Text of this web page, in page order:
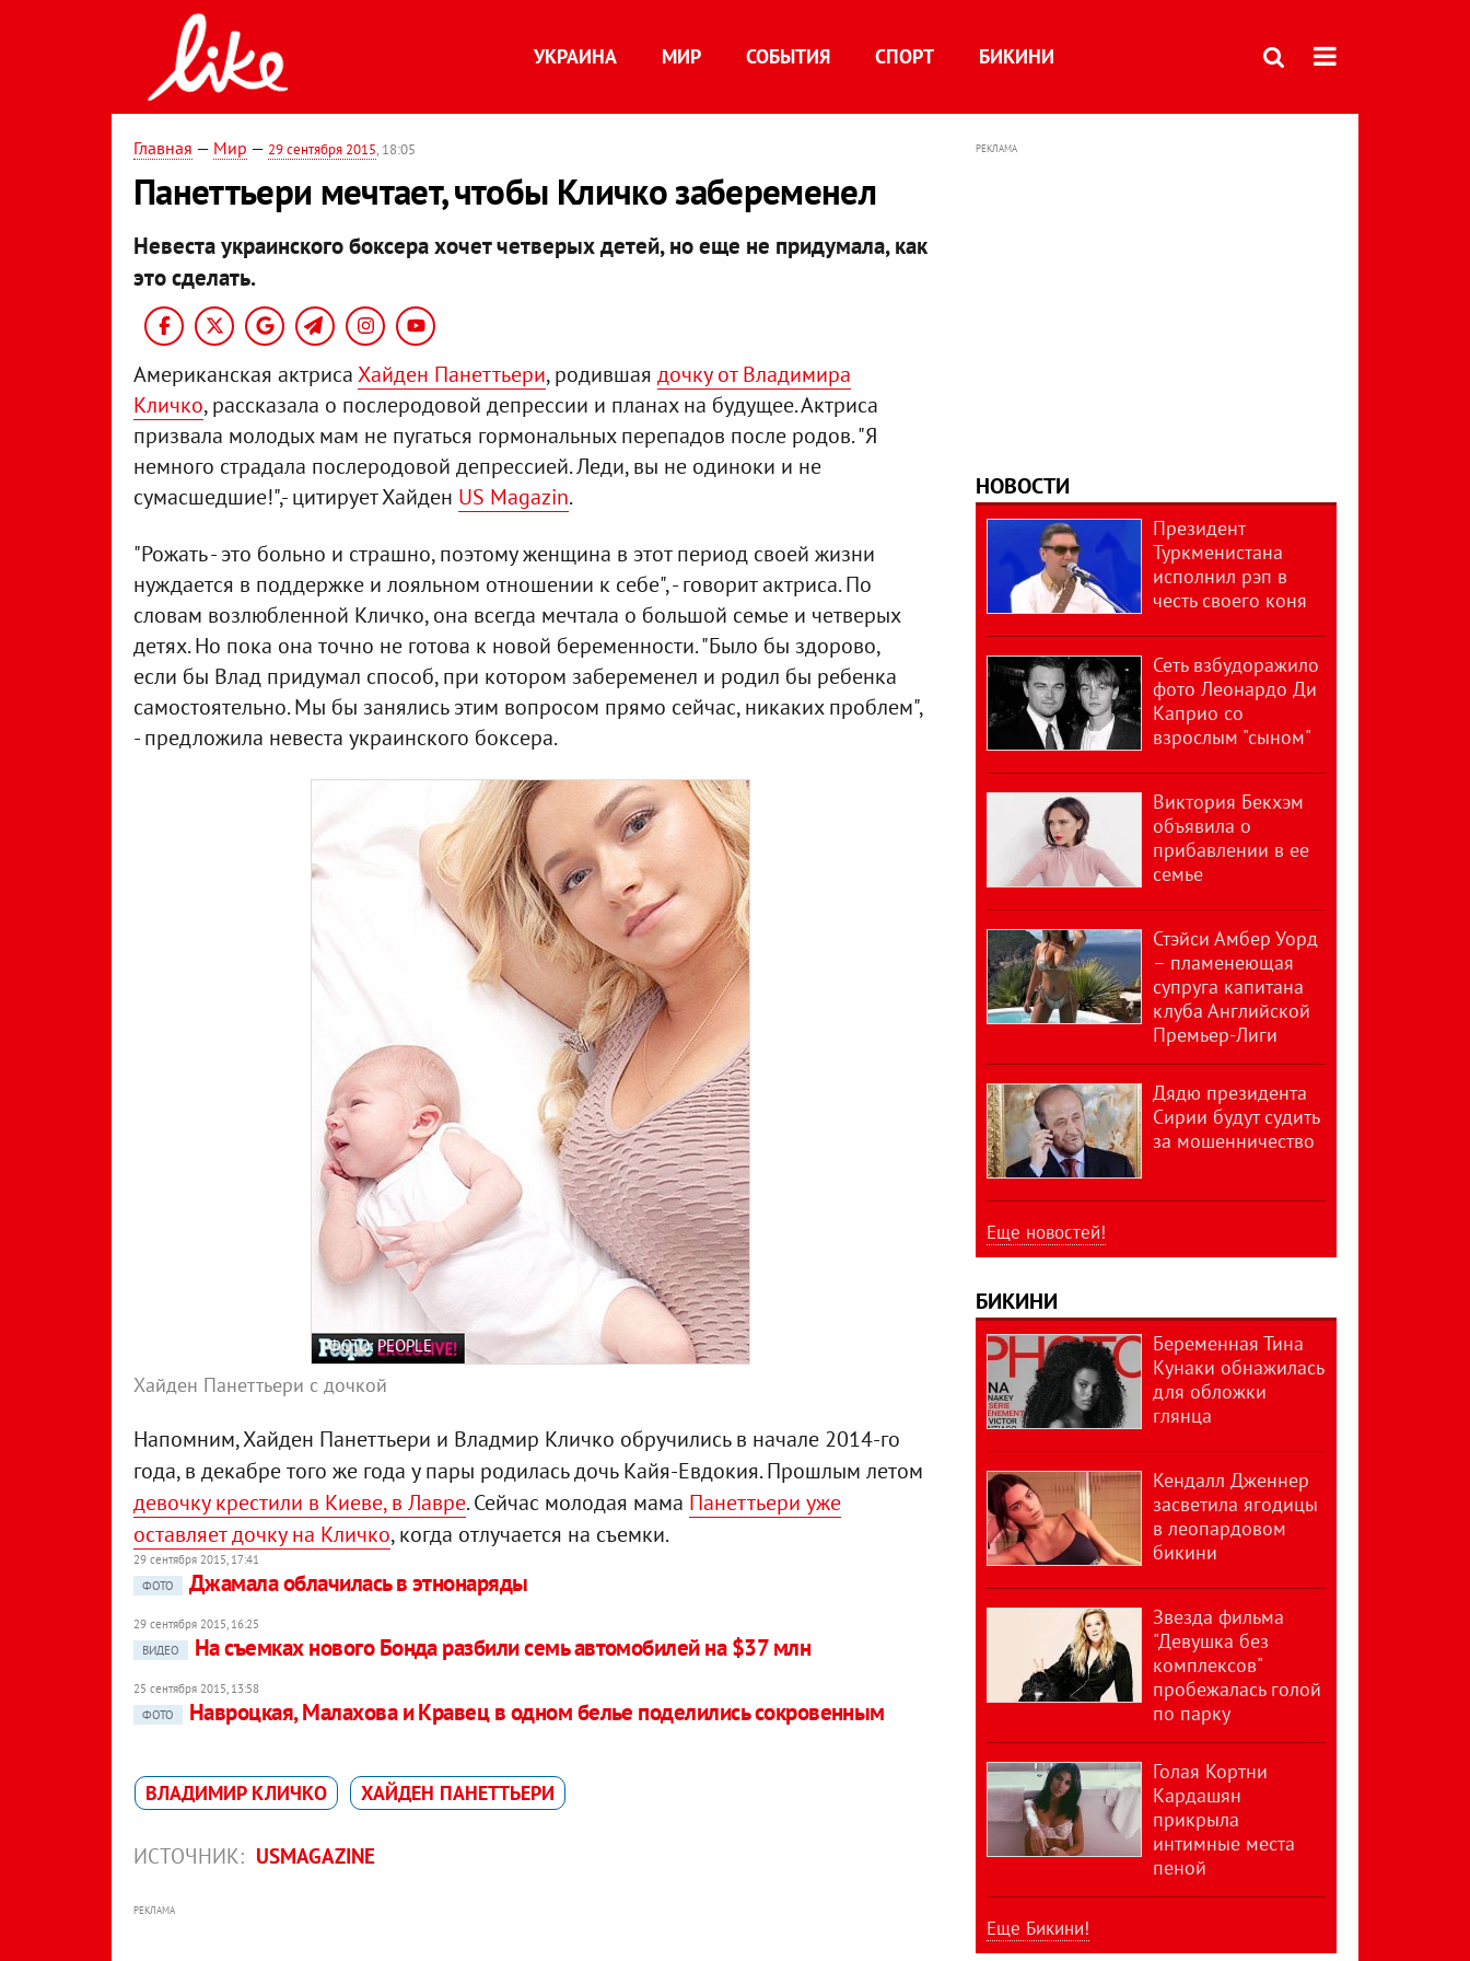
УКРАИНА МИР СОБЫТИЯ СПОРТ БИКИНИ
Главная — Мир — 29 сентября 2015, 18:05
Панеттьери мечтает, чтобы Кличко забеременел
Невеста украинского боксера хочет четверых детей, но еще не придумала, как
это сделать.
Американская актрисаХайден Панеттьери, родившая дочку от Владимира
Кличко, рассказала о послеродовой депрессии и планах на будущее. Актриса
призвала молодых мам не пугаться гормональных перепадов после родов. "Я
немного страдала послеродовой депрессией. Леди, вы не одиноки и не
сумасшедшие!",- цитирует Хайден US Magazin.
"Рожать - это больно и страшно, поэтому женщина в этот период своей жизни
нуждается в поддержке и лояльном отношении к себе", - говорит актриса. По
словам возлюбленной Кличко, она всегда мечтала о большой семье и четверых
детях. Но пока она точно не готова к новой беременности. "Было бы здорово,
если бы Влад придумал способ, при котором забеременел и родил бы ребенка
самостоятельно. Мы бы занялись этим вопросом прямо сейчас, никаких проблем",
- предложила невеста украинского боксера.
ФОТО: PEOPLE
Хайден Панеттьери с дочкой
Напомним, Хайден Панеттьери и Владмир Кличко обручились в начале 2014-го
года, в декабре того же года у пары родилась дочь Кайя-Евдокия. Прошлым летом
девочку крестили в Киеве, в Лавре. Сейчас молодая мама Панеттьери уже
оставляет дочку на Кличко, когда отлучается на съемки.
29 сентября 2015, 17:41
ФОТО
Джамала облачилась в этнонаряды
29 сентября 2015, 16:25
ВИДЕО
На съемках нового Бонда разбили семь автомобилей на $37 млн
25 сентября 2015, 13:58
ФОТО
Навроцкая, Малахова и Кравец в одном белье поделились сокровенным
ВЛАДИМИР КЛИЧКО ХАЙДЕН ПАНЕТТЬЕРИ
ИСТОЧНИК: USMAGAZINE
РЕКЛАМА
РЕКЛАМА
НОВОСТИ
Президент
Туркменистана
исполнил рэп в
честь своего коня
Сеть взбудоражило
фото Леонардо Ди
Каприо со
взрослым "сыном"
Виктория Бекхэм
объявила о
прибавлении в ее
семье
Стэйси Амбер Уорд
– пламенеющая
супруга капитана
клуба Английской
Премьер-Лиги
Дядю президента
Сирии будут судить
за мошенничество
Еще новостей!
БИКИНИ
Беременная Тина
Кунаки обнажилась
для обложки
глянца
Кендалл Дженнер
засветила ягодицы
в леопардовом
бикини
Звезда фильма
"Девушка без
комплексов"
пробежалась голой
по парку
Голая Кортни
Кардашян
прикрыла
интимные места
пеной
Еще Бикини!